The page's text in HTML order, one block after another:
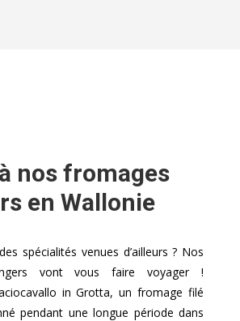
nos fromages
en Wallonie
spécialités venues d’ailleurs ? Nos
vont vous faire voyager !
in Grotta, un fromage filé
pendant une longue période dans